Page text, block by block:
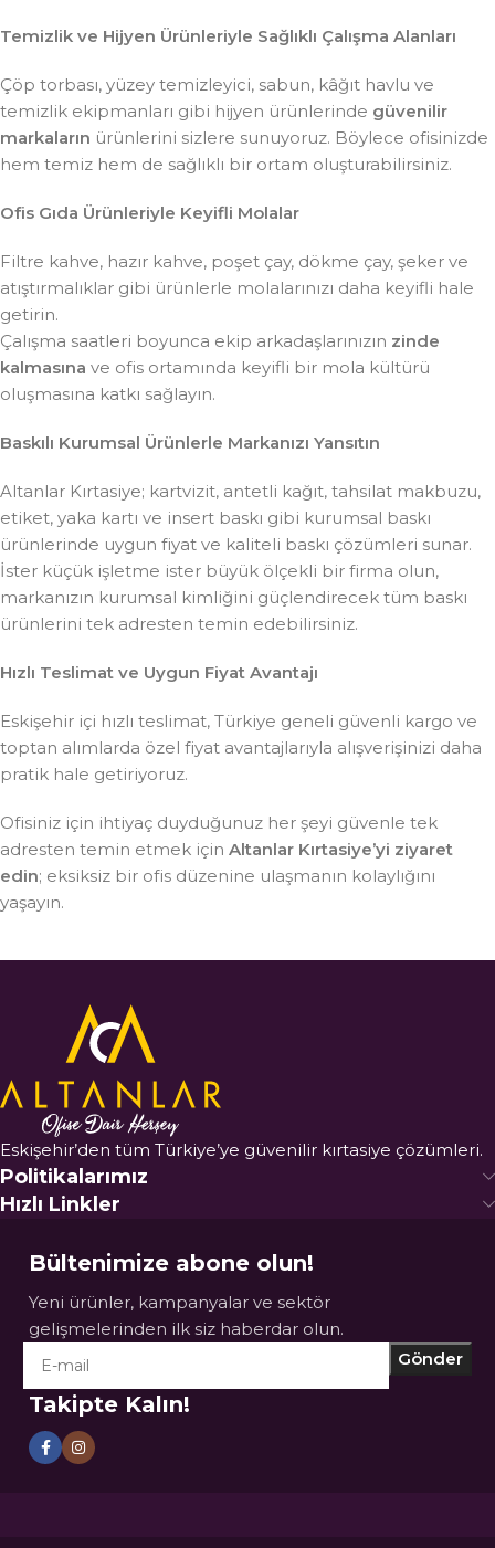
Temizlik ve Hijyen Ürünleriyle Sağlıklı Çalışma Alanları
Çöp torbası, yüzey temizleyici, sabun, kâğıt havlu ve
temizlik ekipmanları gibi hijyen ürünlerinde güvenilir
markaların ürünlerini sizlere sunuyoruz. Böylece ofisinizde
hem temiz hem de sağlıklı bir ortam oluşturabilirsiniz.
Ofis Gıda Ürünleriyle Keyifli Molalar
Filtre kahve, hazır kahve, poşet çay, dökme çay, şeker ve
atıştırmalıklar gibi ürünlerle molalarınızı daha keyifli hale
getirin.
Çalışma saatleri boyunca ekip arkadaşlarınızın zinde
kalmasına ve ofis ortamında keyifli bir mola kültürü
oluşmasına katkı sağlayın.
Baskılı Kurumsal Ürünlerle Markanızı Yansıtın
Altanlar Kırtasiye; kartvizit, antetli kağıt, tahsilat makbuzu,
etiket, yaka kartı ve insert baskı gibi kurumsal baskı
ürünlerinde uygun fiyat ve kaliteli baskı çözümleri sunar.
İster küçük işletme ister büyük ölçekli bir firma olun,
markanızın kurumsal kimliğini güçlendirecek tüm baskı
ürünlerini tek adresten temin edebilirsiniz.
Hızlı Teslimat ve Uygun Fiyat Avantajı
Eskişehir içi hızlı teslimat, Türkiye geneli güvenli kargo ve
toptan alımlarda özel fiyat avantajlarıyla alışverişinizi daha
pratik hale getiriyoruz.
Ofisiniz için ihtiyaç duyduğunuz her şeyi güvenle tek
adresten temin etmek için Altanlar Kırtasiye’yi ziyaret
edin; eksiksiz bir ofis düzenine ulaşmanın kolaylığını
yaşayın.
Eskişehir’den tüm Türkiye’ye güvenilir kırtasiye çözümleri.
Politikalarımız
Hızlı Linkler
Bültenimize abone olun!
Yeni ürünler, kampanyalar ve sektör
gelişmelerinden ilk siz haberdar olun.
Takipte Kalın!